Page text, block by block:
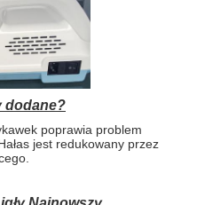
dodane?
poprawia problem
jest redukowany przez